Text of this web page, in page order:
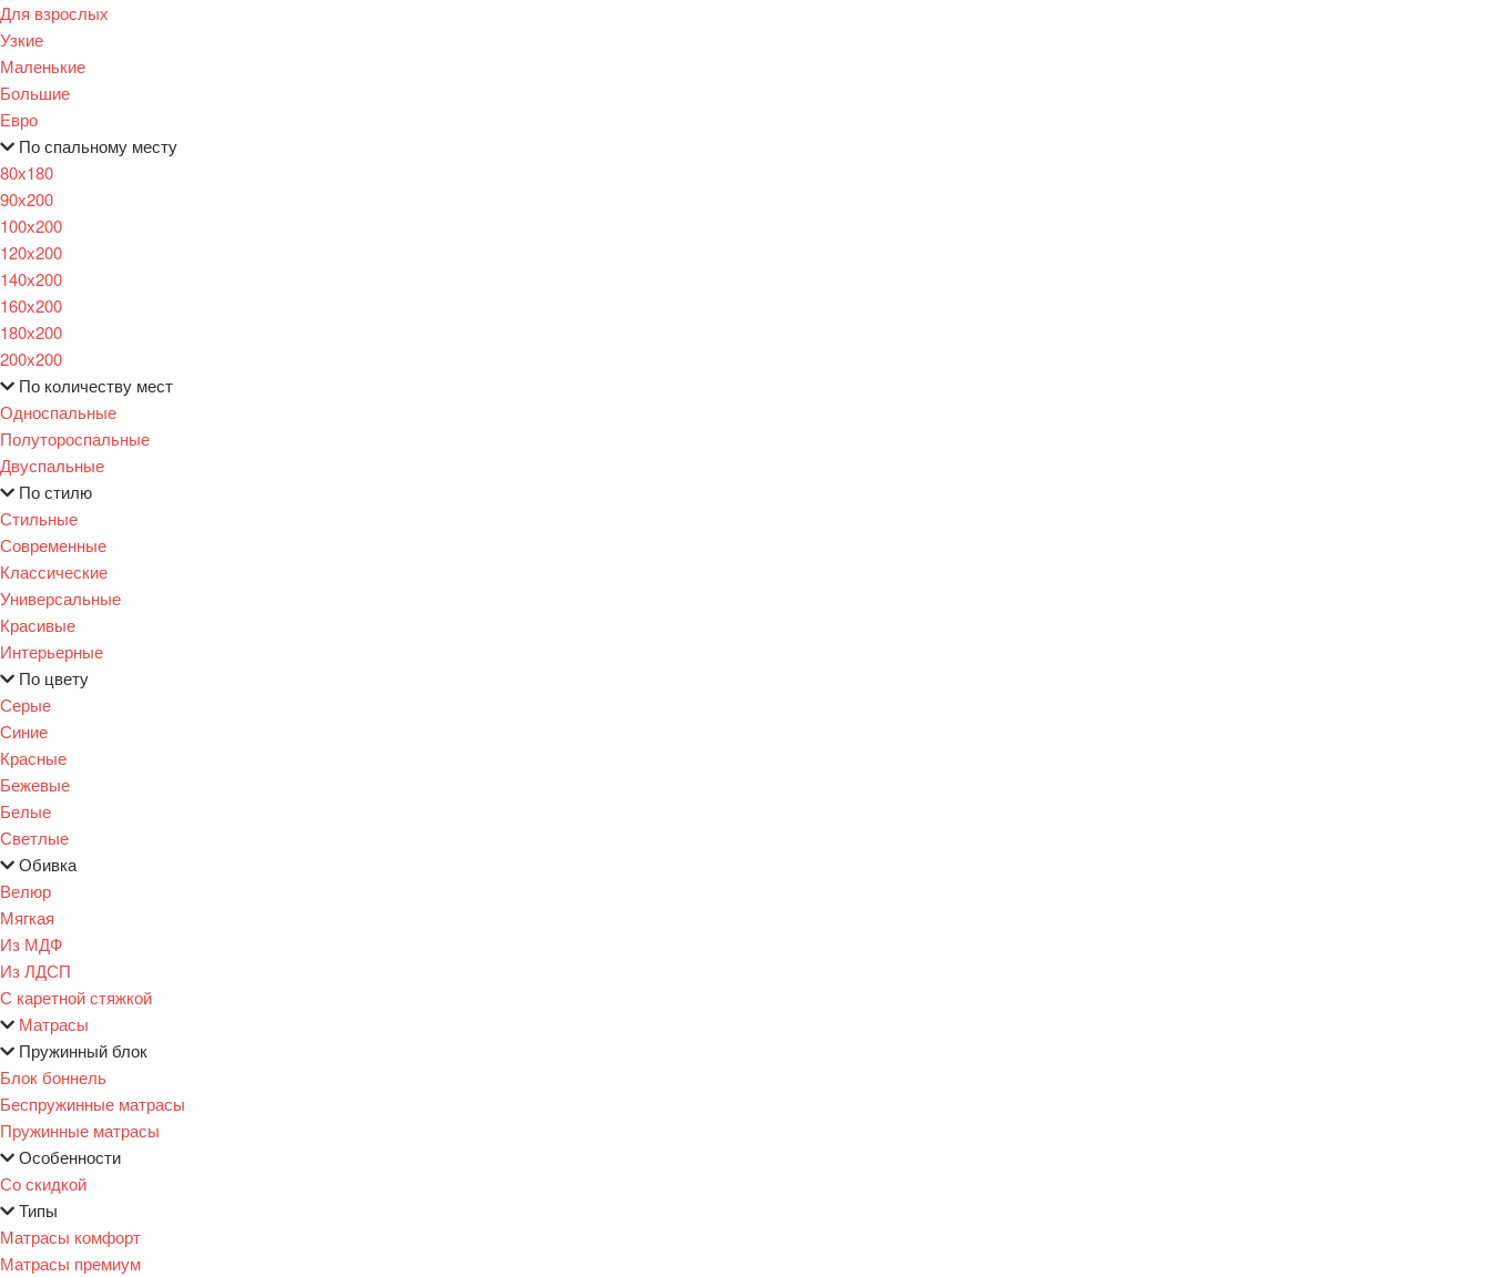
Для взрослых
Узкие
Маленькие
Большие
Евро
По спальному месту
80х180
90х200
100х200
120x200
140х200
160х200
180х200
200х200
По количеству мест
Односпальные
Полутороспальные
Двуспальные
По стилю
Стильные
Современные
Классические
Универсальные
Красивые
Интерьерные
По цвету
Серые
Синие
Красные
Бежевые
Белые
Светлые
Обивка
Велюр
Мягкая
Из МДФ
Из ЛДСП
С каретной стяжкой
Матрасы
Пружинный блок
Блок боннель
Беспружинные матрасы
Пружинные матрасы
Особенности
Со скидкой
Типы
Матрасы комфорт
Матрасы премиум